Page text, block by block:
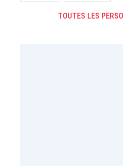
TOUTES LES